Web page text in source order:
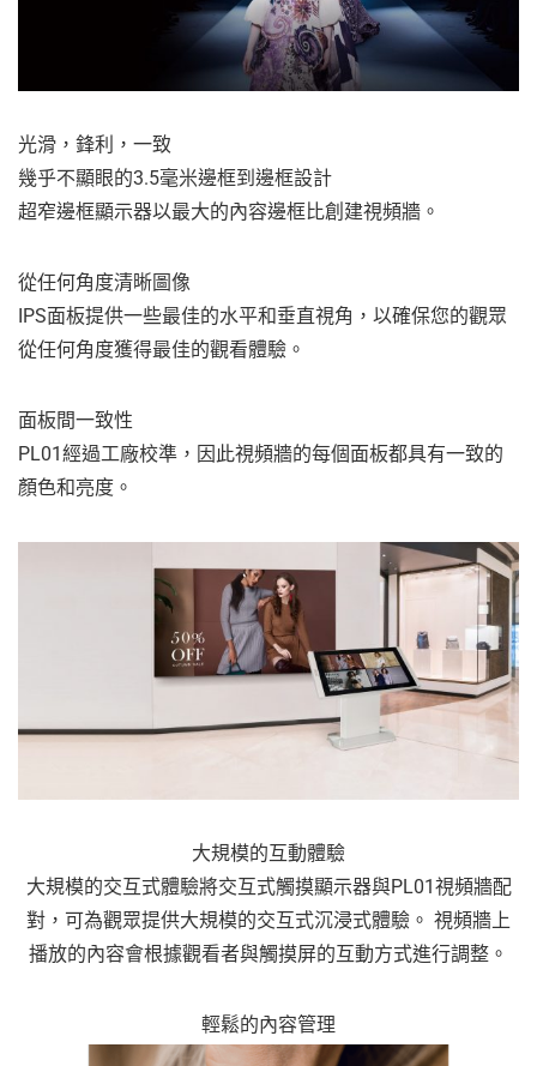
光滑，鋒利，一致
幾乎不顯眼的3.5毫米邊框到邊框設計
超窄邊框顯示器以最大的內容邊框比創建視頻牆。
從任何角度清晰圖像
IPS面板提供一些最佳的水平和垂直視角，以確保您的觀眾
從任何角度獲得最佳的觀看體驗。
面板間一致性
PL01經過工廠校準，因此視頻牆的每個面板都具有一致的
顏色和亮度。
大規模的互動體驗
大規模的交互式體驗將交互式觸摸顯示器與PL01視頻牆配
對，可為觀眾提供大規模的交互式沉浸式體驗。 視頻牆上
播放的內容會根據觀看者與觸摸屏的互動方式進行調整。
輕鬆的內容管理